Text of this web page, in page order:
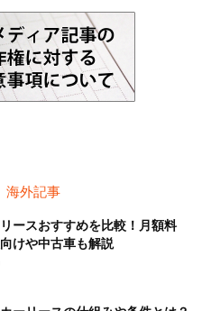
海外記事
ースおすすめを比較！月額料
けや中古車も解説